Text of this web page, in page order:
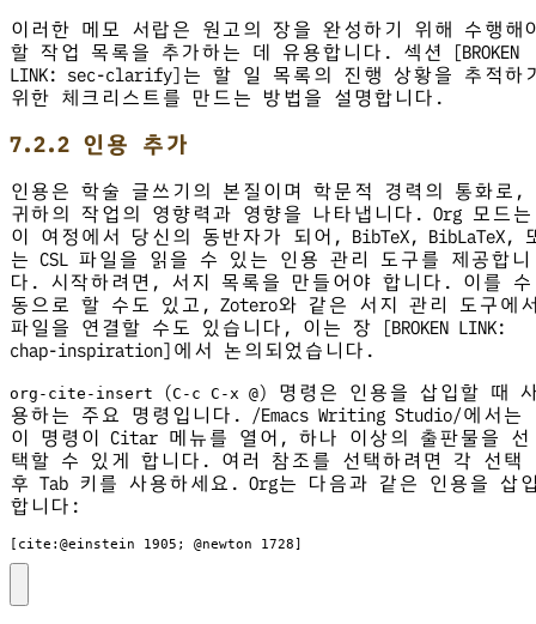
이러한 메모 서랍은 원고의 장을 완성하기 위해 수행해
할 작업 목록을 추가하는 데 유용합니다. 섹션 [BROKEN
LINK: sec-clarify]는 할 일 목록의 진행 상황을 추적하
위한 체크리스트를 만드는 방법을 설명합니다.
7.2.2 인용 추가
인용은 학술 글쓰기의 본질이며 학문적 경력의 통화로,
귀하의 작업의 영향력과 영향을 나타냅니다. Org 모드는
이 여정에서 당신의 동반자가 되어, BibTeX, BibLaTeX,
는 CSL 파일을 읽을 수 있는 인용 관리 도구를 제공합니
다. 시작하려면, 서지 목록을 만들어야 합니다. 이를 수
동으로 할 수도 있고, Zotero와 같은 서지 관리 도구에
파일을 연결할 수도 있습니다, 이는 장 [BROKEN LINK:
chap-inspiration]에서 논의되었습니다.
org-cite-insert (C-c C-x @) 명령은 인용을 삽입할 때
용하는 주요 명령입니다. /Emacs Writing Studio/에서는
이 명령이 Citar 메뉴를 열어, 하나 이상의 출판물을 선
택할 수 있게 합니다. 여러 참조를 선택하려면 각 선택
후 Tab 키를 사용하세요. Org는 다음과 같은 인용을 삽
합니다:
[cite:@einstein_1905; @newton_1728]